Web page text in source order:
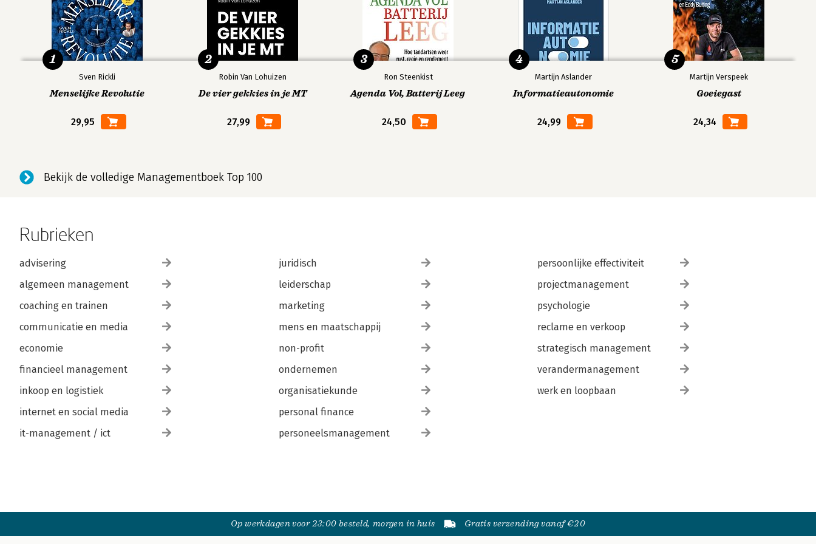
Sven Rickli
Menselijke Revolutie
29,95
1
Robin Van Lohuizen
De vier gekkies in je MT
27,99
2
Ron Steenkist
Agenda Vol, Batterij Leeg
24,50
3
Martijn Aslander
Informatieautonomie
24,99
4
Martijn Verspeek
Goeiegast
24,34
5
Bekijk de volledige Managementboek Top 100
Rubrieken
advisering
algemeen management
coaching en trainen
communicatie en media
economie
financieel management
inkoop en logistiek
internet en social media
it-management / ict
juridisch
leiderschap
marketing
mens en maatschappij
non-profit
ondernemen
organisatiekunde
personal finance
personeelsmanagement
persoonlijke effectiviteit
projectmanagement
psychologie
reclame en verkoop
strategisch management
verandermanagement
werk en loopbaan
Op werkdagen voor 23:00 besteld, morgen in huis Gratis verzending vanaf €20